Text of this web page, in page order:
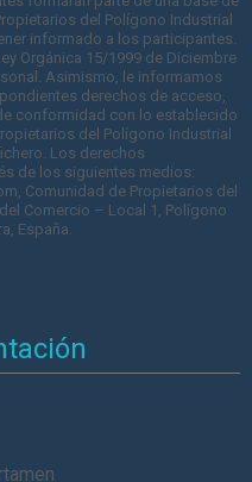
del Polígono Industrial
informado a los participantes.
Orgánica 15/1999 de Diciembre
Asimismo, le informamos
derechos de acceso,
conformidad con lo establecido
del Polígono Industrial
Los derechos
de los siguientes medios:
Comunidad de Propietarios del
Comercio – Local 1, Polígono
España.